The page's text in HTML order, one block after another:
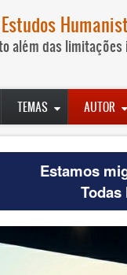
além das
TEMAS AUTOR
Estamos